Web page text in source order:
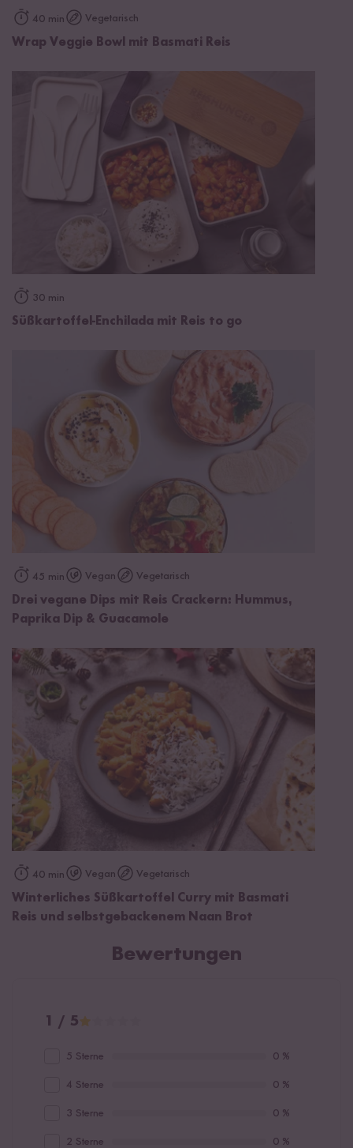
40 min Vegetarisch
Wrap Veggie Bowl mit Basmati Reis
30 min
Süßkartoffel-Enchilada mit Reis to go
45 min Vegan Vegetarisch
Drei vegane Dips mit Reis Crackern: Hummus,
Paprika Dip & Guacamole
40 min Vegan Vegetarisch
Winterliches Süßkartoffel Curry mit Basmati
Reis und selbstgebackenem Naan Brot
Bewertungen
1 / 5
5 Sterne 0 %
4 Sterne 0 %
3 Sterne 0 %
2 Sterne 0 %